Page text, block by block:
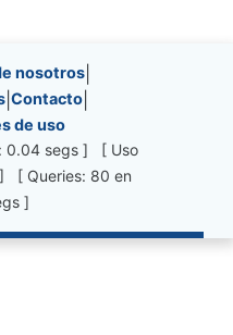
links, etc.
nosotros
| Contacto|
de uso
0.04 segs ] [ Uso
[ Queries: 80 en
]